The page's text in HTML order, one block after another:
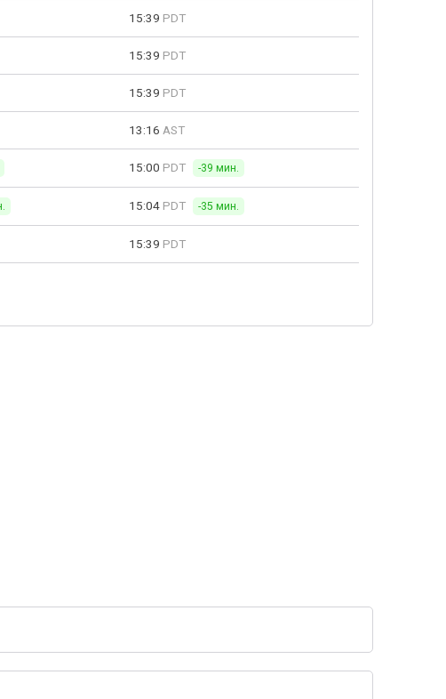
15:39 PDT
15:39 PDT
15:39 PDT
13:16 AST
15:00 PDT -39 мин.
15:04 PDT -35 мин.
15:39 PDT